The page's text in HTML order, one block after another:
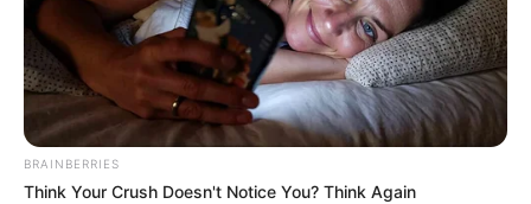
BRAINBERRIES
Think Your Crush Doesn't Notice You? Think Again